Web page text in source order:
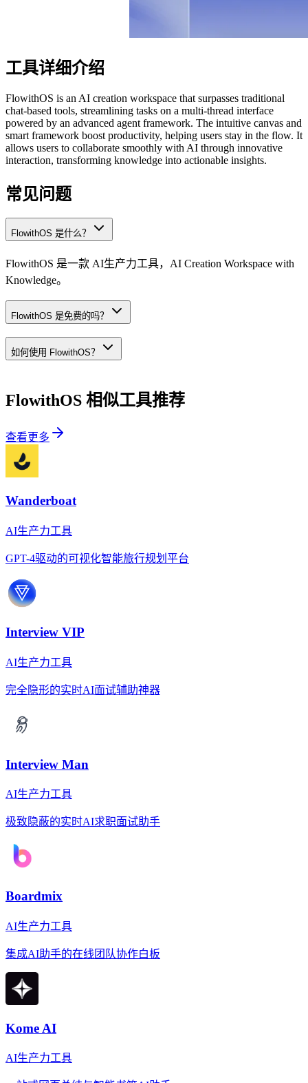
工具详细介绍
FlowithOS is an AI creation workspace that surpasses traditional
chat-based tools, streamlining tasks on a multi-thread interface
powered by an advanced agent framework. The intuitive canvas and
smart framework boost productivity, helping users stay in the flow. It
allows users to collaborate smoothly with AI through innovative
interaction, transforming knowledge into actionable insights.
常见问题
FlowithOS 是什么？
FlowithOS 是一款 AI生产力工具，AI Creation Workspace with
Knowledge。
FlowithOS 是免费的吗？
如何使用 FlowithOS？
FlowithOS 相似工具推荐
查看更多
Wanderboat
AI生产力工具
GPT-4驱动的可视化智能旅行规划平台
Interview VIP
AI生产力工具
完全隐形的实时AI面试辅助神器
Interview Man
AI生产力工具
极致隐蔽的实时AI求职面试助手
Boardmix
AI生产力工具
集成AI助手的在线团队协作白板
Kome AI
AI生产力工具